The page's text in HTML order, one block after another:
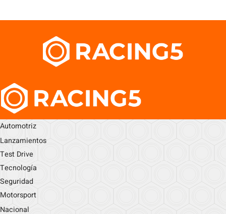
Automotriz
Lanzamientos
Test Drive
Tecnología
Seguridad
Motorsport
Nacional